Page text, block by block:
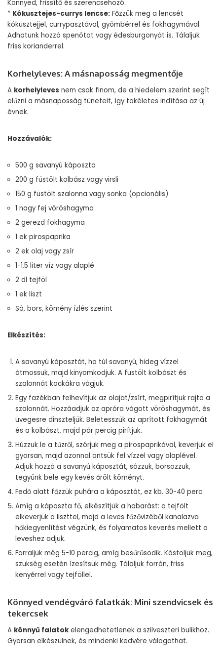
Könnyed, frissítő és szerencsehozó.
* Kókusztejes-currys lencse: Főzzük meg a lencsét
kókusztejjel, currypasztával, gyömbérrel és fokhagymával.
Adhatunk hozzá spenótot vagy édesburgonyát is. Tálaljuk
friss korianderrel.
Korhelyleves: A másnaposság megmentője
A korhelyleves nem csak finom, de a hiedelem szerint segít
elűzni a másnaposság tüneteit, így tökéletes indítása az új
évnek.
Hozzávalók:
500 g savanyú káposzta
200 g füstölt kolbász vagy virsli
150 g füstölt szalonna vagy sonka (opcionális)
1 nagy fej vöröshagyma
2 gerezd fokhagyma
1 ek pirospaprika
2 ek olaj vagy zsír
1-1,5 liter víz vagy alaplé
2 dl tejföl
1 ek liszt
Só, bors, kömény ízlés szerint
Elkészítés:
A savanyú káposztát, ha túl savanyú, hideg vízzel
átmossuk, majd kinyomkodjuk. A füstölt kolbászt és
szalonnát kockákra vágjuk.
Egy fazékban felhevítjük az olajat/zsírt, megpirítjuk rajta a
szalonnát. Hozzáadjuk az apróra vágott vöröshagymát, és
üvegesre dinszteljük. Beletesszük az aprított fokhagymát
és a kolbászt, majd pár percig pirítjuk.
Húzzuk le a tűzről, szórjuk meg a pirospaprikával, keverjük el
gyorsan, majd azonnal öntsük fel vízzel vagy alaplével.
Adjuk hozzá a savanyú káposztát, sózzuk, borsozzuk,
tegyünk bele egy kevés őrölt köményt.
Fedő alatt főzzük puhára a káposztát, ez kb. 30-40 perc.
Amíg a káposzta fő, elkészítjük a habarást: a tejfölt
elkeverjük a liszttel, majd a leves főzővizéből kanalazva
hőkiegyenlítést végzünk, és folyamatos keverés mellett a
leveshez adjuk.
Forraljuk még 5-10 percig, amíg besűrűsödik. Kóstoljuk meg,
szükség esetén ízesítsük még. Tálaljuk forrón, friss
kenyérrel vagy tejföllel.
Könnyed vendégváró falatkák: Mini szendvicsek és
tekercsek
A könnyű falatok elengedhetetlenek a szilveszteri bulikhoz.
Gyorsan elkészülnek, és mindenki kedvére válogathat.